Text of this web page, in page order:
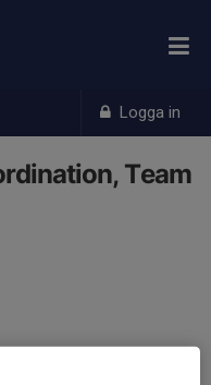
Logga in
Team